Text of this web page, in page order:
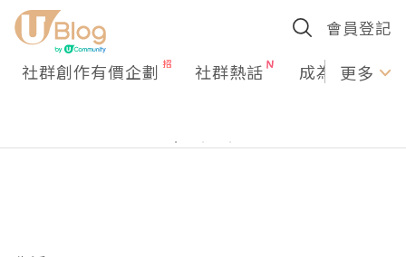
會員登記
社群創作有價企劃 社群熱話 成為U更多